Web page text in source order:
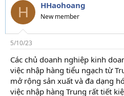
e
d
s
t
a
r
t
e
r
y
g
i
H HHaohoang
New member
5/10/23
Các chủ doanh nghiệp kinh
việc nhập hàng tiểu ngạch từ
mở rộng sản xuất và đa dạng
việc nhập hàng Trung rất tiết